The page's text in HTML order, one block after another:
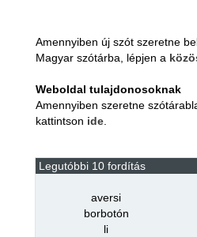
Amennyiben új szót szeretne
Magyar szótárba, lépjen a
Weboldal tulajdonosoknak
Amennyiben szeretne
kattintson ide.
Legutóbbi 10 fordítás
aversi
borbotón
li